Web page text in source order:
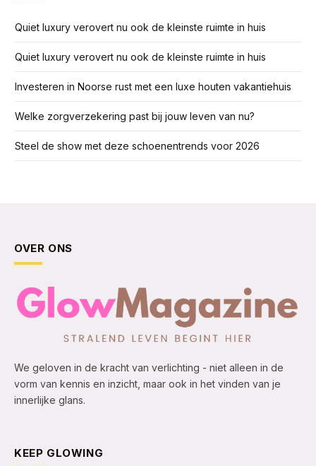
Quiet luxury verovert nu ook de kleinste ruimte in huis
Quiet luxury verovert nu ook de kleinste ruimte in huis
Investeren in Noorse rust met een luxe houten vakantiehuis
Welke zorgverzekering past bij jouw leven van nu?
Steel de show met deze schoenentrends voor 2026
OVER ONS
We geloven in de kracht van verlichting - niet alleen in de
vorm van kennis en inzicht, maar ook in het vinden van je
innerlijke glans.
KEEP GLOWING